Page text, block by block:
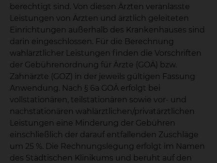
berechtigt sind. Von diesen Ärzten veranlasste
Leistungen von Ärzten und ärztlich geleiteten
Einrichtungen außerhalb des Krankenhauses sind
darin eingeschlossen. Für die Berechnung
wahlärztlicher Leistungen finden die Vorschriften
der Gebührenordnung für Ärzte (GOÄ) bzw.
Zahnärzte (GOZ) in der jeweils gültigen Fassung
Anwendung. Nach § 6a GOÄ erfolgt bei
vollstationären, teilstationären sowie vor- und
nachstationären wahlärztlichen/privatärztlichen
Leistungen eine Minderung der Gebühren
einschließlich der darauf entfallenden Zuschläge
um 25 %. Die Rechnungslegung erfolgt im Namen
des Städtischen Klinikums und beruht auf den